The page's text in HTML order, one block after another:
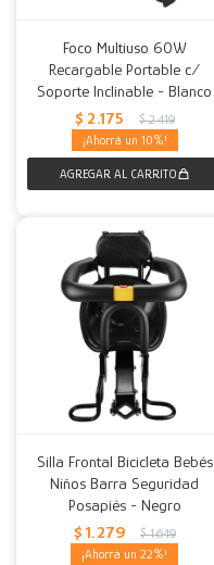
Foco Multiuso 60W
Recargable Portable c/
Soporte Inclinable - Blanco
$ 2.175 $ 2.419
10
Silla Frontal Bicicleta Bebés
Niños Barra Seguridad
Posapiés - Negro
$ 1.279 $ 1.649
22